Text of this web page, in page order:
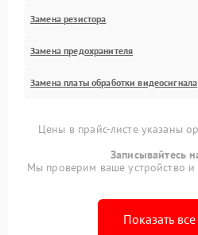
Замена резистора
Замена предохранителя
Замена платы обработки видеосигнала
Цены в прайс-листе указаны
Записывайтесь
Мы проверим ваше устройство и
Показать все